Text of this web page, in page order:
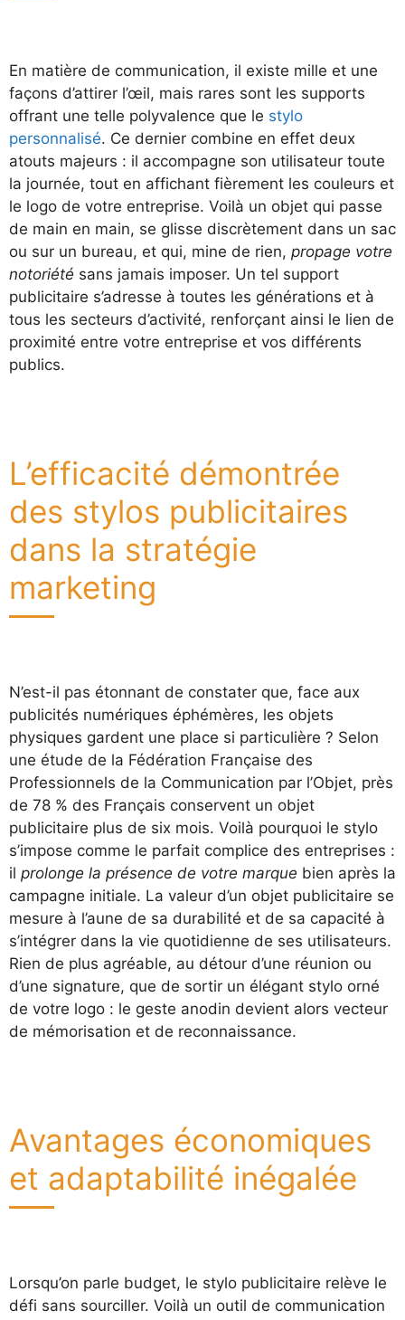
En matière de communication, il existe mille et une
façons d’attirer l’œil, mais rares sont les supports
offrant une telle polyvalence que le stylo
personnalisé. Ce dernier combine en effet deux
atouts majeurs : il accompagne son utilisateur toute
la journée, tout en affichant fièrement les couleurs et
le logo de votre entreprise. Voilà un objet qui passe
de main en main, se glisse discrètement dans un sac
ou sur un bureau, et qui, mine de rien, propage votre
notoriété sans jamais imposer. Un tel support
publicitaire s’adresse à toutes les générations et à
tous les secteurs d’activité, renforçant ainsi le lien de
proximité entre votre entreprise et vos différents
publics.
L’efficacité démontrée
des stylos publicitaires
dans la stratégie
marketing
N’est-il pas étonnant de constater que, face aux
publicités numériques éphémères, les objets
physiques gardent une place si particulière ? Selon
une étude de la Fédération Française des
Professionnels de la Communication par l’Objet, près
de 78 % des Français conservent un objet
publicitaire plus de six mois. Voilà pourquoi le stylo
s’impose comme le parfait complice des entreprises :
il prolonge la présence de votre marque bien après la
campagne initiale. La valeur d’un objet publicitaire se
mesure à l’aune de sa durabilité et de sa capacité à
s’intégrer dans la vie quotidienne de ses utilisateurs.
Rien de plus agréable, au détour d’une réunion ou
d’une signature, que de sortir un élégant stylo orné
de votre logo : le geste anodin devient alors vecteur
de mémorisation et de reconnaissance.
Avantages économiques
et adaptabilité inégalée
Lorsqu’on parle budget, le stylo publicitaire relève le
défi sans sourciller. Voilà un outil de communication